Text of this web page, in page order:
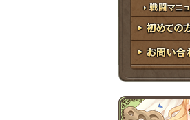
アトリエルール
戦闘マニュアル
初めての方へ
お問い合わせ